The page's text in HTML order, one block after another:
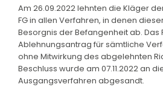
Am 26.09.2022 lehnten die Kläger
FG in allen Verfahren, in denen
Besorgnis der Befangenheit ab. Das
Ablehnungsantrag für sämtliche
ohne Mitwirkung des abgelehnten
Beschluss wurde am 07.11.2022 an
Ausgangsverfahren abgesandt.